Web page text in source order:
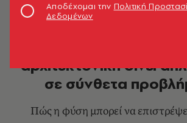
αρχιτεκτονική δίνει
σε σύνθετα
Πώς η φύση μπορεί να
Αποδέχομαι την Πολιτική
Δεδομένων